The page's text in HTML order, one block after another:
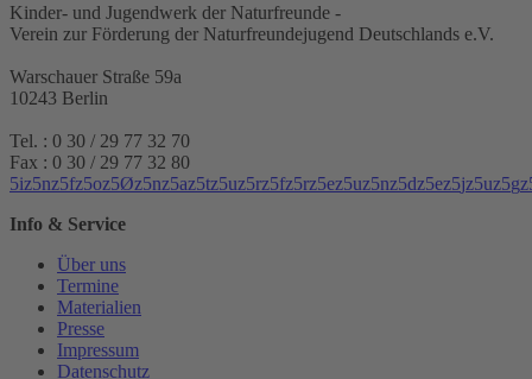
Kinder- und Jugendwerk der Naturfreunde -
Verein zur Förderung der Naturfreundejugend Deutschlands e.V.
Warschauer Straße 59a
10243 Berlin
Tel. : 0 30 / 29 77 32 70
Fax : 0 30 / 29 77 32 80
5iz5nz5fz5oz5Øz5nz5az5tz5uz5rz5fz5rz5ez5uz5nz5dz5ez5jz5uz5gz
Info & Service
Über uns
Termine
Materialien
Presse
Impressum
Datenschutz